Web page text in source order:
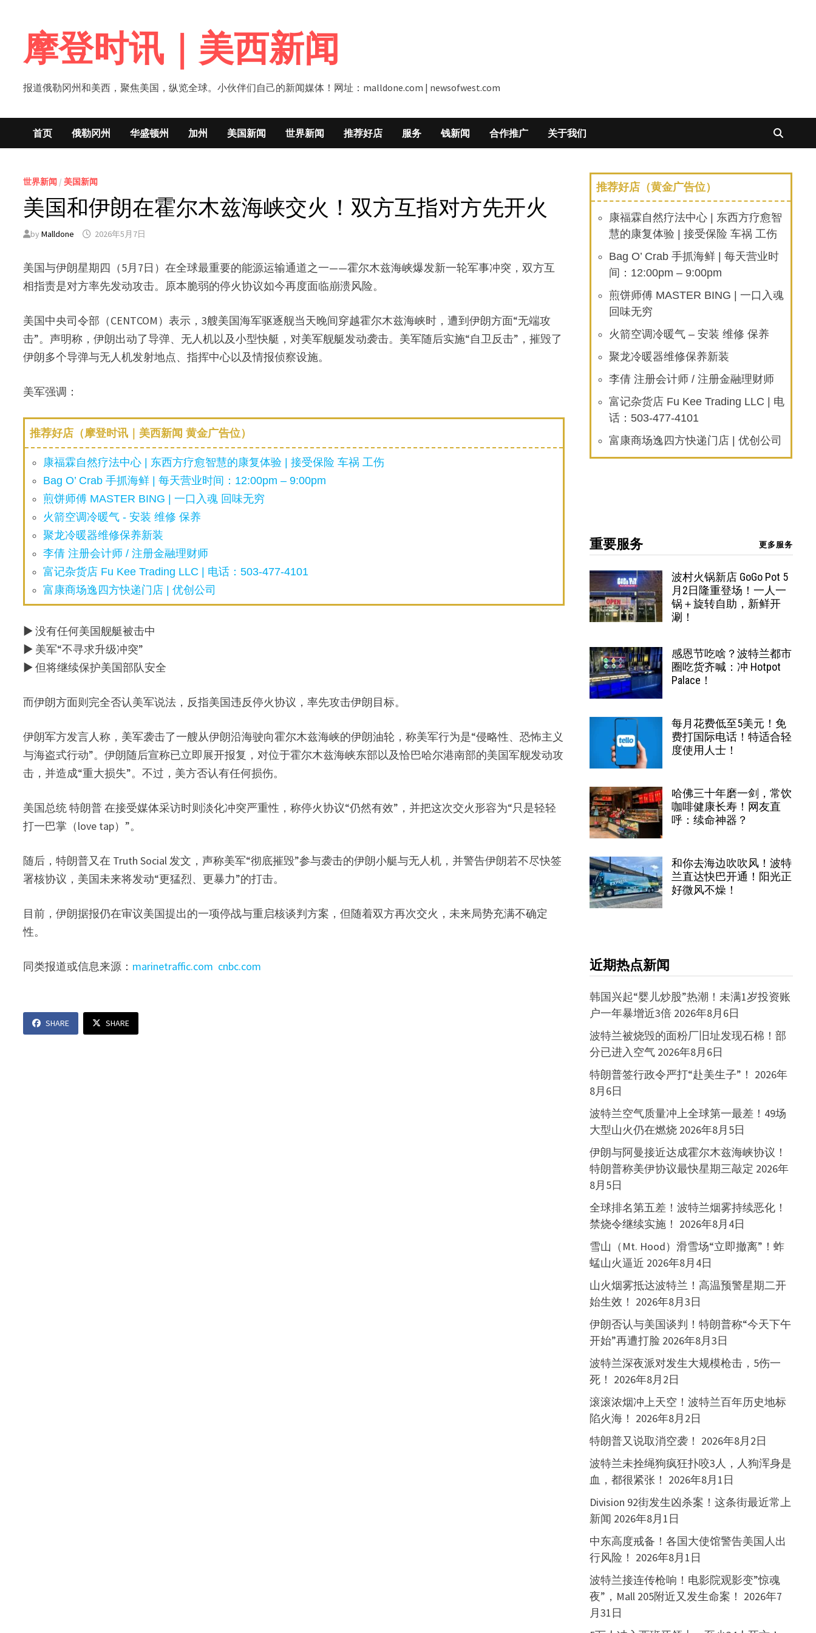
content摩登时讯｜美西新闻
报道俄勒冈州和美西，聚焦美国，纵览全球。小伙伴们自己的新闻媒体！网址：malldone.com | newsofwest.com
首页 俄勒冈州 华盛顿州 加州 美国新闻 世界新闻 推荐好店 服务 钱新闻 合作推广 关于我们
世界新闻 /美国新闻
美国和伊朗在霍尔木兹海峡交火！双方互指对方先开火
byMalldone 2026年5月7日
美国与伊朗星期四（5月7日）在全球最重要的能源运输通道之一——霍尔木兹海峡爆发新一轮军事冲突，双方互
相指责是对方率先发动攻击。原本脆弱的停火协议如今再度面临崩溃风险。
美国中央司令部（CENTCOM）表示，3艘美国海军驱逐舰当天晚间穿越霍尔木兹海峡时，遭到伊朗方面“无端攻
击”。声明称，伊朗出动了导弹、无人机以及小型快艇，对美军舰艇发动袭击。美军随后实施“自卫反击”，摧毁了
伊朗多个导弹与无人机发射地点、指挥中心以及情报侦察设施。
美军强调：
推荐好店（摩登时讯｜美西新闻 黄金广告位）
康福霖自然疗法中心 | 东西方疗愈智慧的康复体验 | 接受保险 车祸 工伤
Bag O’ Crab 手抓海鲜 | 每天营业时间：12:00pm – 9:00pm
煎饼师傅 MASTER BING | 一口入魂 回味无穷
火箭空调冷暖气 - 安装 维修 保养
聚龙冷暖器维修保养新装
李倩 注册会计师 / 注册金融理财师
富记杂货店 Fu Kee Trading LLC | 电话：503-477-4101
富康商场逸四方快递门店 | 优创公司
▶ 没有任何美国舰艇被击中
▶ 美军“不寻求升级冲突”
▶ 但将继续保护美国部队安全
而伊朗方面则完全否认美军说法，反指美国违反停火协议，率先攻击伊朗目标。
伊朗军方发言人称，美军袭击了一艘从伊朗沿海驶向霍尔木兹海峡的伊朗油轮，称美军行为是“侵略性、恐怖主义
与海盗式行动”。伊朗随后宣称已立即展开报复，对位于霍尔木兹海峡东部以及恰巴哈尔港南部的美国军舰发动攻
击，并造成“重大损失”。不过，美方否认有任何损伤。
美国总统 特朗普 在接受媒体采访时则淡化冲突严重性，称停火协议“仍然有效”，并把这次交火形容为“只是轻轻
打一巴掌（love tap）”。
随后，特朗普又在 Truth Social 发文，声称美军“彻底摧毁”参与袭击的伊朗小艇与无人机，并警告伊朗若不尽快签
署核协议，美国未来将发动“更猛烈、更暴力”的打击。
目前，伊朗据报仍在审议美国提出的一项停战与重启核谈判方案，但随着双方再次交火，未来局势充满不确定
性。
同类报道或信息来源： marinetraffic.com cnbc.com
SHARE SHARE
推荐好店（黄金广告位）
康福霖自然疗法中心 | 东西方疗愈智
慧的康复体验 | 接受保险 车祸 工伤
Bag O’ Crab 手抓海鲜 | 每天营业时
间：12:00pm – 9:00pm
煎饼师傅 MASTER BING | 一口入魂
回味无穷
火箭空调冷暖气 – 安装 维修 保养
聚龙冷暖器维修保养新装
李倩 注册会计师 / 注册金融理财师
富记杂货店 Fu Kee Trading LLC | 电
话：503-477-4101
富康商场逸四方快递门店 | 优创公司
重要服务 更多服务
波村火锅新店 GoGo Pot 5
月2日隆重登场！一人一
锅＋旋转自助，新鲜开
涮！
感恩节吃啥？波特兰都市
圈吃货齐喊：冲 Hotpot
Palace！
每月花费低至5美元！免
费打国际电话！特适合轻
度使用人士！
哈佛三十年磨一剑，常饮
咖啡健康长寿！网友直
呼：续命神器？
和你去海边吹吹风！波特
兰直达快巴开通！阳光正
好微风不燥！
近期热点新闻
韩国兴起“婴儿炒股”热潮！未满1岁投资账
户一年暴增近3倍 2026年8月6日
波特兰被烧毁的面粉厂旧址发现石棉！部
分已进入空气 2026年8月6日
特朗普签行政令严打“赴美生子”！ 2026年
8月6日
波特兰空气质量冲上全球第一最差！49场
大型山火仍在燃烧 2026年8月5日
伊朗与阿曼接近达成霍尔木兹海峡协议！
特朗普称美伊协议最快星期三敲定 2026年
8月5日
全球排名第五差！波特兰烟雾持续恶化！
禁烧令继续实施！ 2026年8月4日
雪山（Mt. Hood）滑雪场“立即撤离”！蚱
蜢山火逼近 2026年8月4日
山火烟雾抵达波特兰！高温预警星期二开
始生效！ 2026年8月3日
伊朗否认与美国谈判！特朗普称“今天下午
开始”再遭打脸 2026年8月3日
波特兰深夜派对发生大规模枪击，5伤一
死！ 2026年8月2日
滚滚浓烟冲上天空！波特兰百年历史地标
陷火海！ 2026年8月2日
特朗普又说取消空袭！ 2026年8月2日
波特兰未拴绳狗疯狂扑咬3人，人狗浑身是
血，都很紧张！ 2026年8月1日
Division 92街发生凶杀案！这条街最近常上
新闻 2026年8月1日
中东高度戒备！各国大使馆警告美国人出
行风险！ 2026年8月1日
波特兰接连传枪响！电影院观影变”惊魂
夜”，Mall 205附近又发生命案！ 2026年7
月31日